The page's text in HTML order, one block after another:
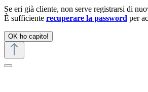
Se eri già cliente, non serve registrarsi di
È sufficiente recuperare la password per
OK ho capito!